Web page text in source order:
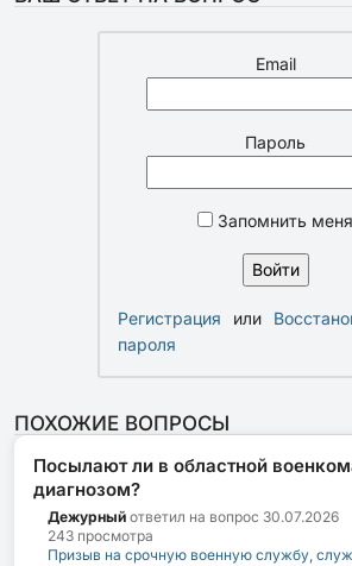
Email
Пароль
Запомнить меня
Регистрация или
пароля
ПОХОЖИЕ ВОПРОСЫ
Посылают ли в областной
диагнозом?
Дежурный ответил на вопрос 30.07.2026
243 просмотра
Призыв на срочную военную службу,